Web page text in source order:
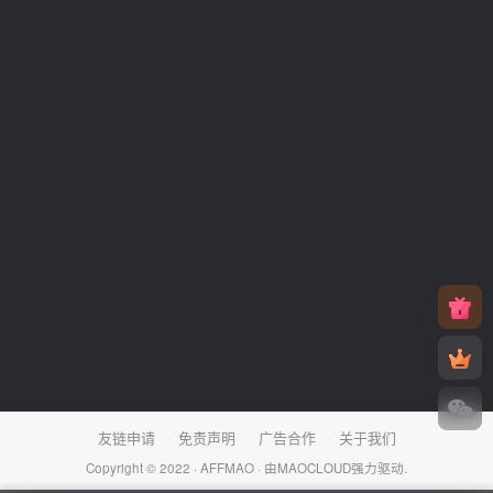
友链申请 免责声明 广告合作 关于我们
Copyright © 2022 · AFFMAO · 由MAOCLOUD强力驱动.